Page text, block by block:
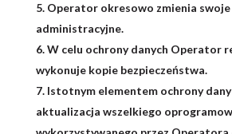
Operator okresowo zmienia swoje
administracyjne.
W celu ochrony danych Operator
wykonuje kopie bezpieczeństwa.
Istotnym elementem ochrony
aktualizacja wszelkiego